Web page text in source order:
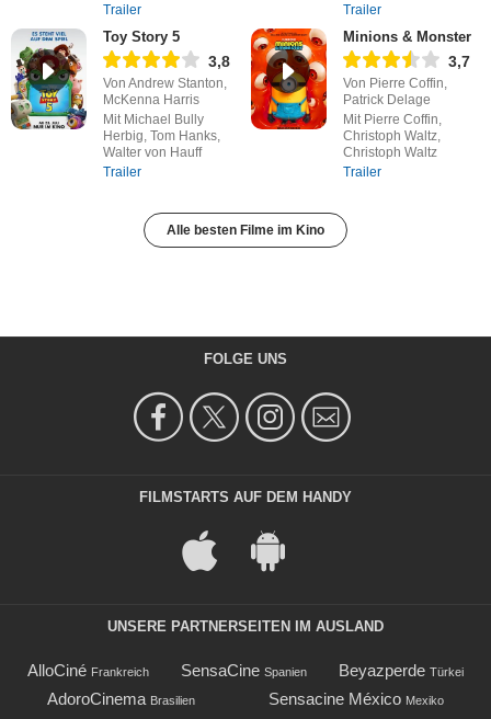
Trailer
Trailer
Toy Story 5
3,8
Von Andrew Stanton,
McKenna Harris
Mit Michael Bully
Herbig, Tom Hanks,
Walter von Hauff
Trailer
Minions & Monster
3,7
Von Pierre Coffin,
Patrick Delage
Mit Pierre Coffin,
Christoph Waltz,
Christoph Waltz
Trailer
Alle besten Filme im Kino
FOLGE UNS
FILMSTARTS AUF DEM HANDY
UNSERE PARTNERSEITEN IM AUSLAND
AlloCiné Frankreich SensaCine Spanien Beyazperde Türkei
AdoroCinema Brasilien Sensacine México Mexiko